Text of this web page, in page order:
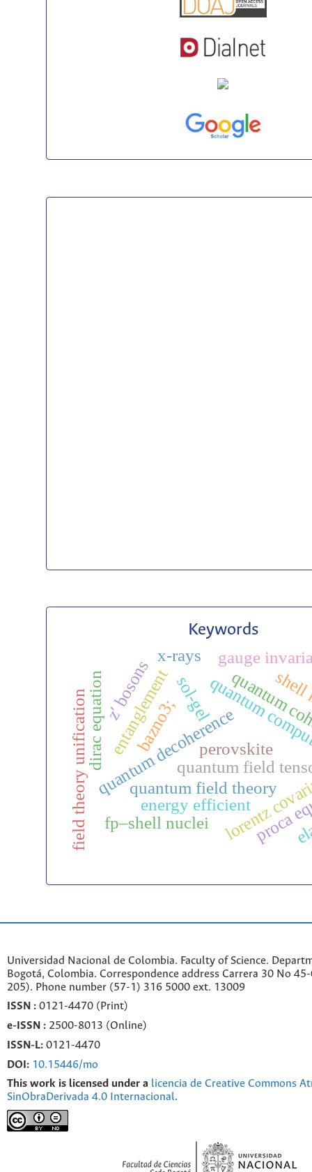
Keywords
quantum
quantum
quantum decoherence
entanglement
quantum field
field theory unification lorentz
gauge
quantum field theory
dirac equation
proca
bazno3; perovskite
sol-gel
energy efficient
fp–shell nuclei
x-rays
z′ bosons
Universidad Nacional de Colombia. Faculty of Science.
Bogotá, Colombia. Correspondence address Carrera 30 No
205). Phone number (57-1) 316 5000 ext. 13009
ISSN : 0121-4470 (Print)
e- ISSN : 2500-8013 (Online)
ISSN-L: 0121-4470
DOI: 10.15446/mo
This work is licensed under a licencia de Creative Commons
SinObraDerivada 4.0 Internacional.